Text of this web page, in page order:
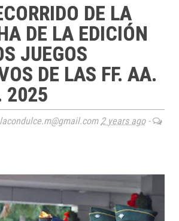
DE LA
DE LA EDICIÓN
JUEGOS
DE LAS FF. AA.
2025
2 years ago-